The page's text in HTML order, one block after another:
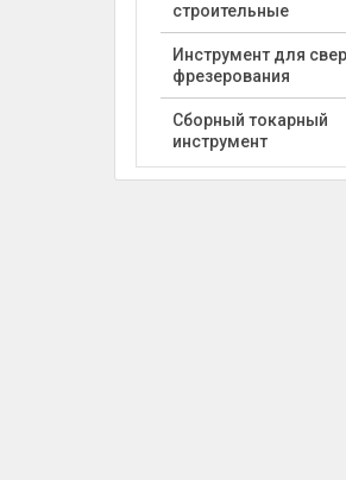
строительные
Инструмент для
фрезерования
Сборный токарный
инструмент